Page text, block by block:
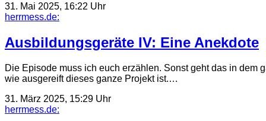
31. Mai 2025, 16:22 Uhr
herrmess.de:
Ausbildungsgeräte IV: Eine Anekdote
Die Episode muss ich euch erzählen. Sonst geht das in dem
wie ausgereift dieses ganze Projekt ist.…
31. März 2025, 15:29 Uhr
herrmess.de: